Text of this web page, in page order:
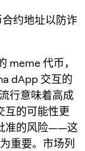
约地址以防诈
meme 代币，
dApp 交互的
行意味着高成
互的可能性更
准的风险——这
重要。市场列